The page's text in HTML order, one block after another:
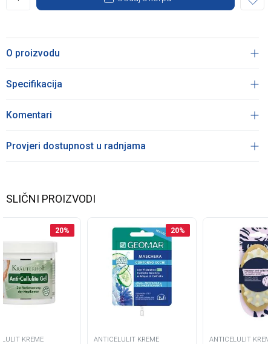
O proizvodu
Specifikacija
Komentari
Provjeri dostupnost u radnjama
SLIČNI PROIZVODI
20%
KREME
20%
ANTICELULIT KREME ANTICELULIT